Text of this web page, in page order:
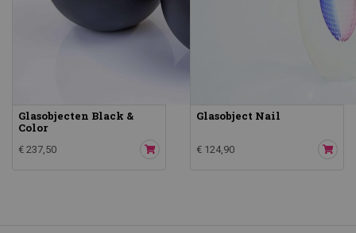
Glasobjecten Black &
Color
€ 237,50
Glasobject Nail
€ 124,90